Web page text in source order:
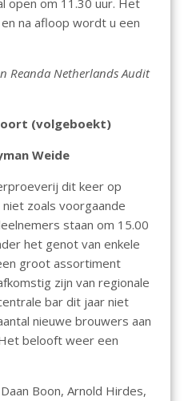
open om 11.30 uur. Het
na afloop wordt u een
Reanda Netherlands Audit
(volgeboekt)
Weide
dit keer op
zoals voorgaande
staan om 15.00
het genot van enkele
groot assortiment
zijn van regionale
bar dit jaar niet
nieuwe brouwers aan
belooft weer een
Boon, Arnold Hirdes,